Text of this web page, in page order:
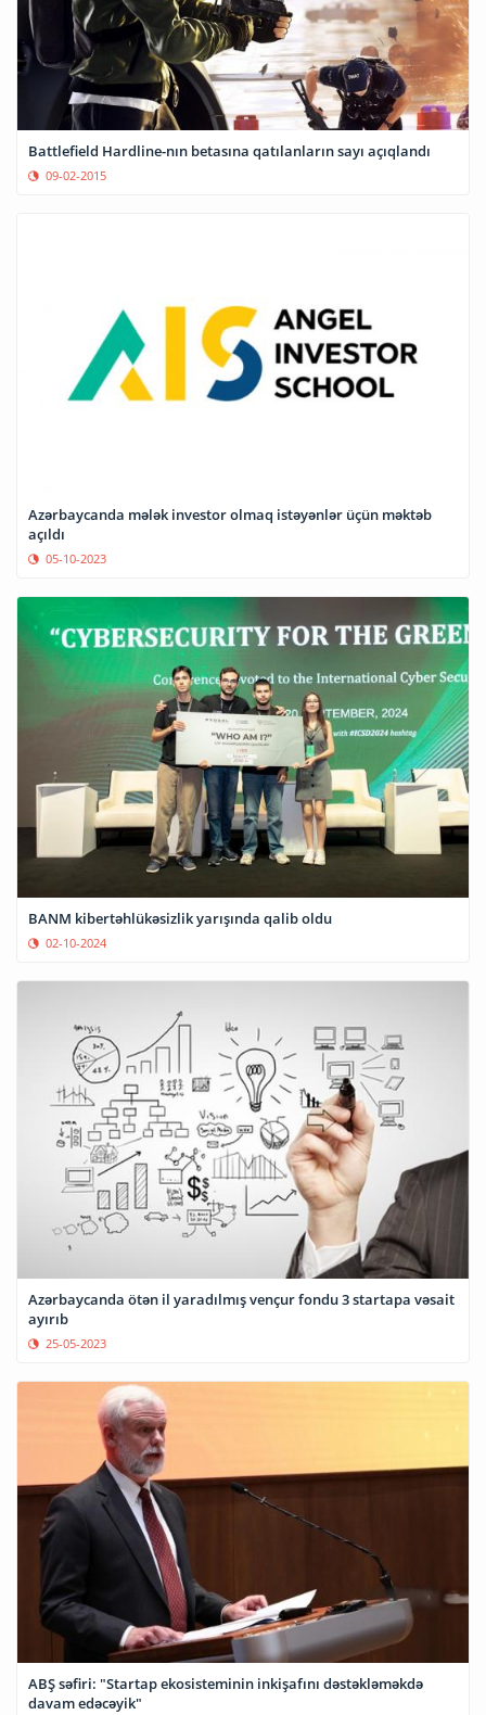
Battlefield Hardline-nın betasına qatılanların sayı açıqlandı
09-02-2015
Azərbaycanda mələk investor olmaq istəyənlər üçün məktəb
açıldı
05-10-2023
BANM kibertəhlükəsizlik yarışında qalib oldu
02-10-2024
Azərbaycanda ötən il yaradılmış vençur fondu 3 startapa vəsait
ayırıb
25-05-2023
ABŞ səfiri: "Startap ekosisteminin inkişafını dəstəkləməkdə
davam edəcəyik"